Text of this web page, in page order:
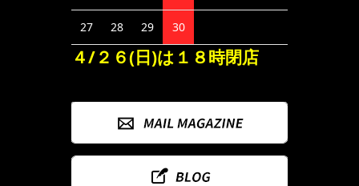
27 28 29 30
４/２６(日)は１８時閉店